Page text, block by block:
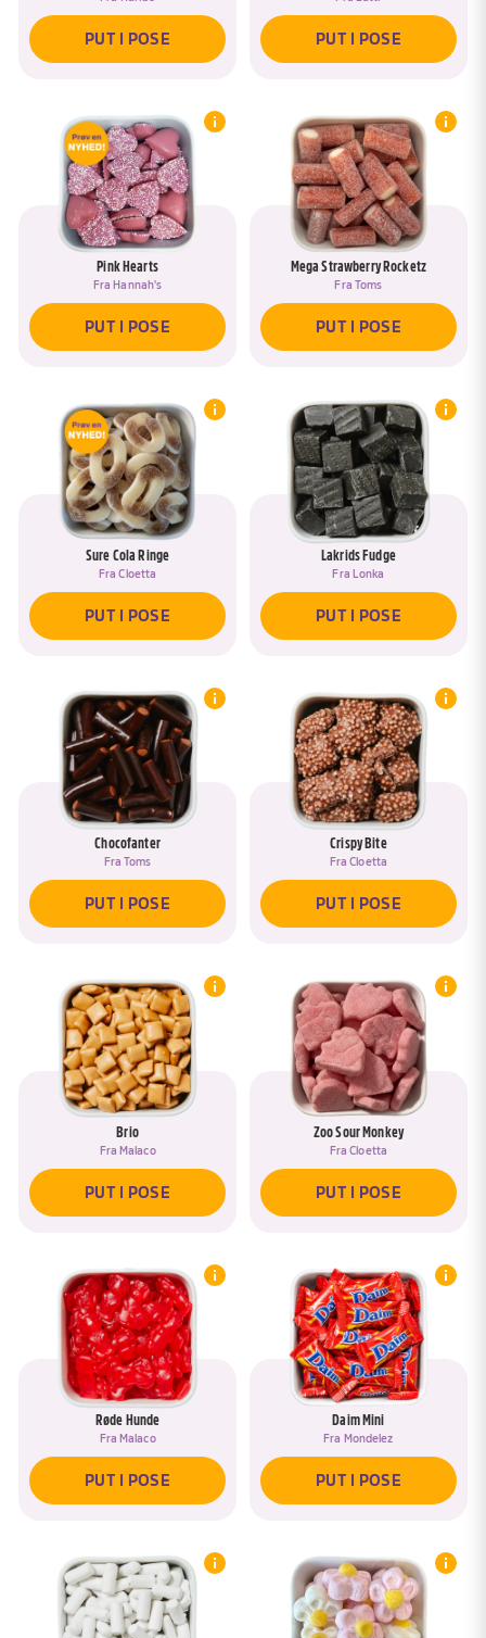
PUT I POSE PUT I POSE
Pink Hearts
Fra Hannah's
PUT I POSE
Mega Strawberry Rocketz
Fra Toms
PUT I POSE
Sure Cola Ringe
FraCloetta
PUT I POSE
Lakrids Fudge
Fra Lonka
PUT I POSE
Chocofanter
Fra Toms
PUT I POSE
Crispy Bite
FraCloetta
PUT I POSE
Brio
Fra Malaco
PUT I POSE
Zoo Sour Monkey
FraCloetta
PUT I POSE
Røde Hunde
Fra Malaco
PUT I POSE
Daim Mini
Fra Mondelez
PUT I POSE